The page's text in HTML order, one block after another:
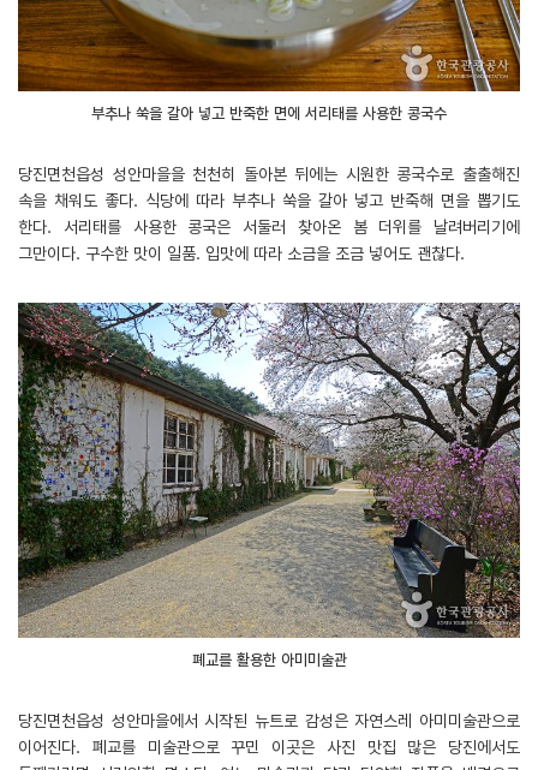
부추나 쑥을 갈아 넣고 반죽한 면에 서리태를 사용한 콩국수
당진면천읍성 성안마을을 천천히 돌아본 뒤에는 시원한 콩국수로 출출해진
속을 채워도 좋다. 식당에 따라 부추나 쑥을 갈아 넣고 반죽해 면을 뽑기도
한다. 서리태를 사용한 콩국은 서둘러 찾아온 봄 더위를 날려버리기에
그만이다. 구수한 맛이 일품. 입맛에 따라 소금을 조금 넣어도 괜찮다.
폐교를 활용한 아미미술관
당진면천읍성 성안마을에서 시작된 뉴트로 감성은 자연스레 아미미술관으로
이어진다. 폐교를 미술관으로 꾸민 이곳은 사진 맛집 많은 당진에서도